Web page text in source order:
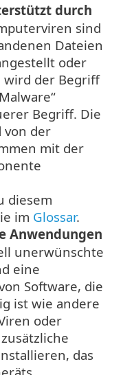
durch
sind
Dateien
oder
wird der Begriff
Begriff. Die
von der
mit der
diesem
im Glossar.
Anwendungen
unerwünschte
eine
Software, die
ist wie andere
oder
das